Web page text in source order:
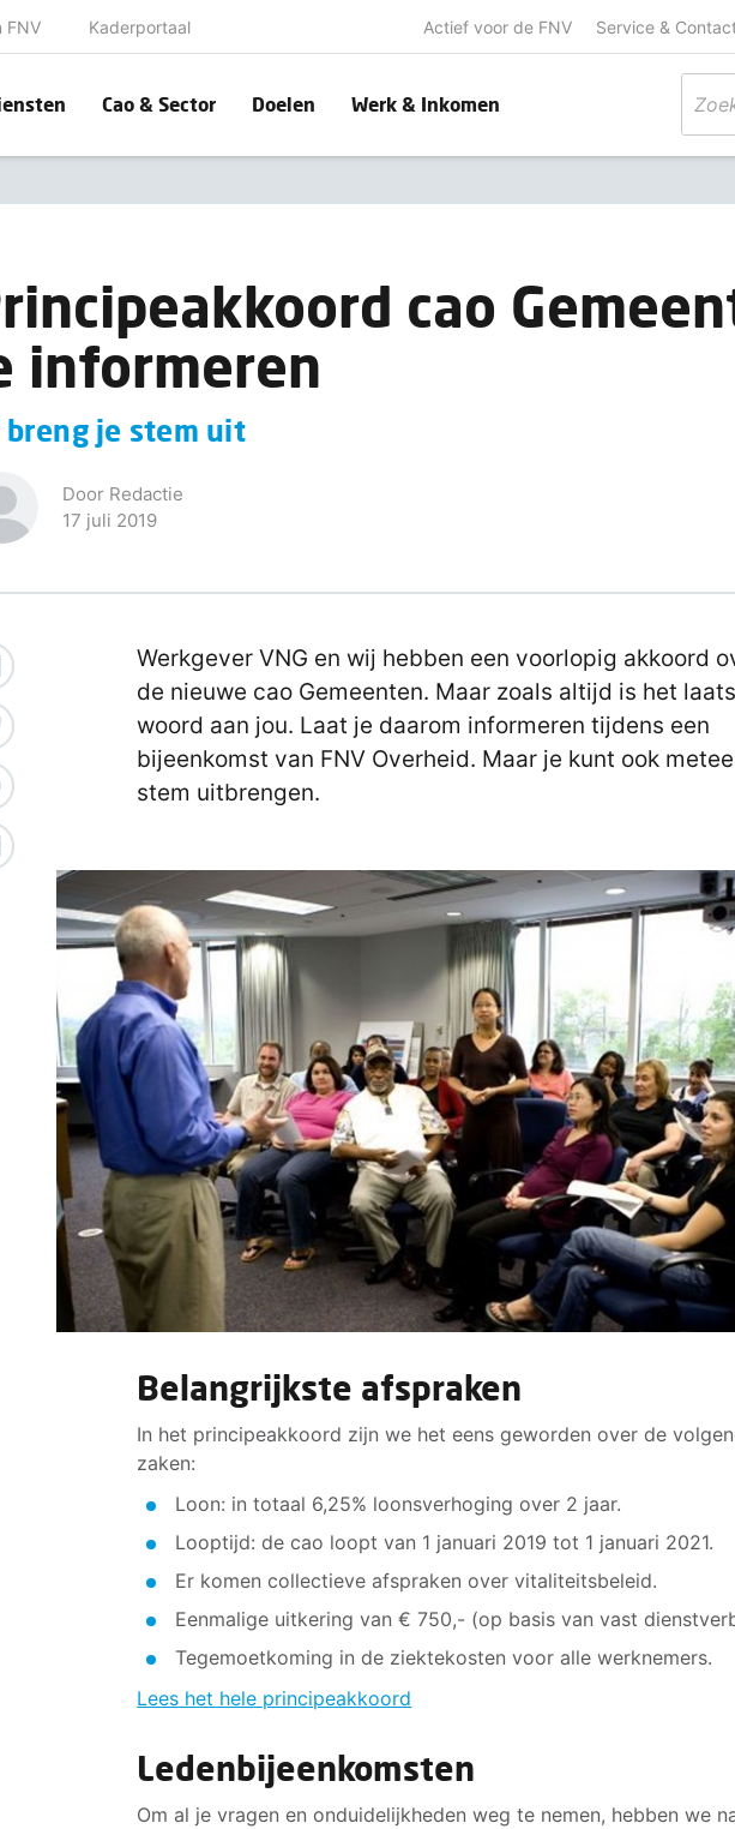
FNV Kaderportaal Actief voor de FNV Service &
Cao & Sector Doelen Werk & Inkomen
cao
informeren
breng je stem uit
Door Redactie
17 juli 2019
Werkgever VNG en wij hebben een voorlopig akkoord
de nieuwe cao Gemeenten. Maar zoals altijd is het
woord aan jou. Laat je daarom informeren tijdens een
bijeenkomst van FNV Overheid. Maar je kunt ook
stem uitbrengen.
Belangrijkste afspraken
In het principeakkoord zijn we het eens geworden over de
zaken:
Loon: in totaal 6,25% loonsverhoging over 2 jaar.
Looptijd: de cao loopt van 1 januari 2019 tot 1 januari 2021.
Er komen collectieve afspraken over vitaliteitsbeleid.
Eenmalige uitkering van € 750,- (op basis van vast
Tegemoetkoming in de ziektekosten voor alle werknemers.
Lees het hele principeakkoord
Ledenbijeenkomsten
Om al je vragen en onduidelijkheden weg te nemen, hebben we